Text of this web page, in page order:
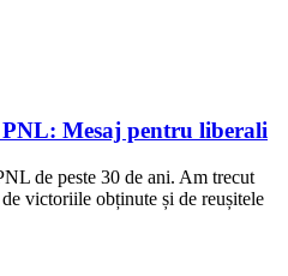
Mesaj pentru liberali
de peste 30 de ani. Am trecut
victoriile obținute și de reușitele